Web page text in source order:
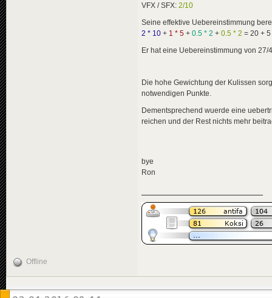
VFX / SFX: 2/10
Seine effektive Uebereinstimmung
2 * 10 + 1 * 5 + 0.5 * 2 + 0.5 * 2 = 20 +
Er hat eine Uebereinstimmung von 27/
Die hohe Gewichtung der Kulissen
notwendigen Punkte.
Dementsprechend wuerde eine
reichen und der Rest nichts mehr
bye
Ron
Offline